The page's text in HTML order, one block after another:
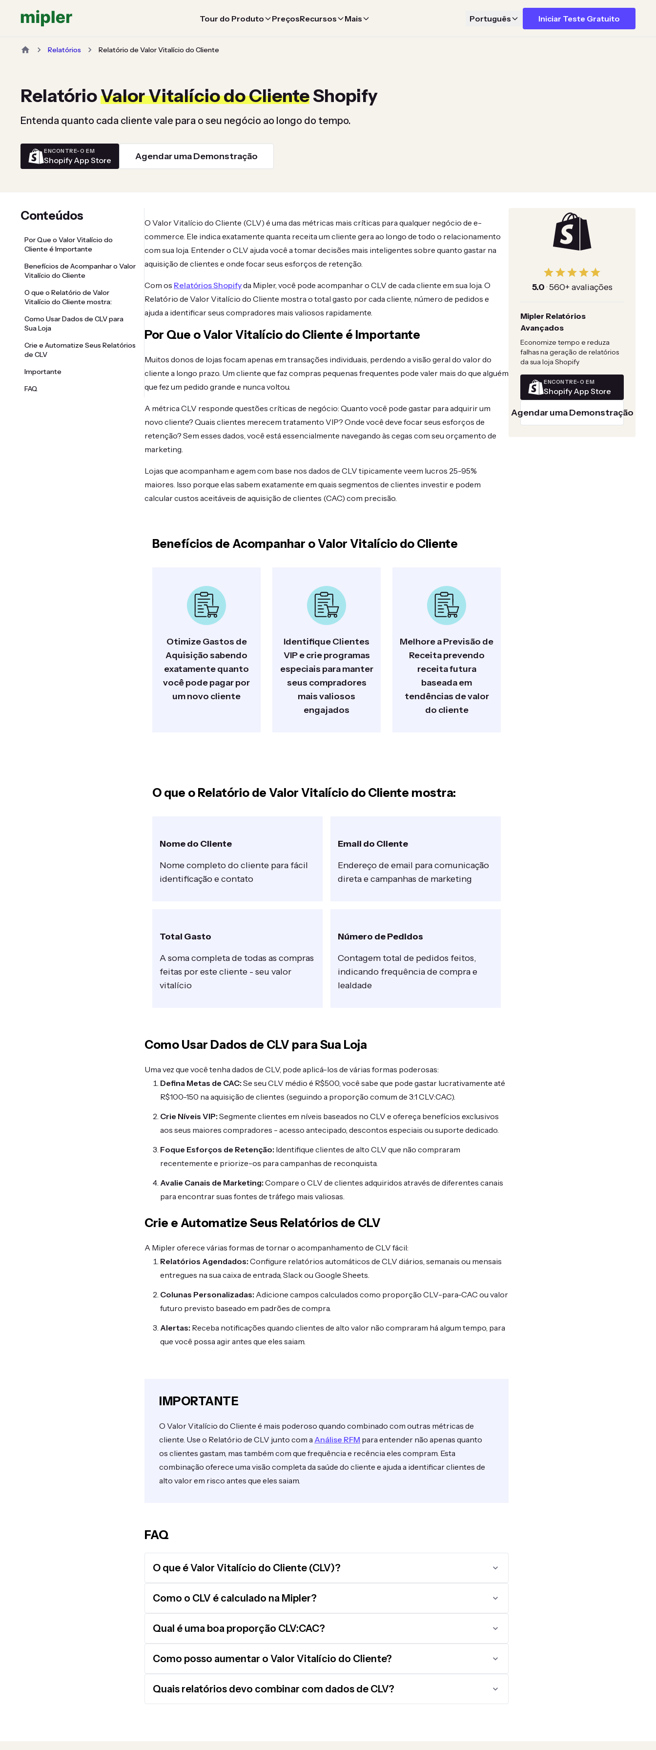
Tour do Produto PreçosRecursos Mais Português Iniciar Teste Gratuito
Relatórios Relatório de Valor Vitalício do Cliente
RelatórioValor Vitalício do ClienteShopify
Entenda quanto cada cliente vale para o seu negócio ao longo do tempo.
ENCONTRE-O EM
Shopify App Store Agendar uma Demonstração
Conteúdos
Por Que o Valor Vitalício do
Cliente é Importante
Benefícios de Acompanhar o Valor
Vitalício do Cliente
O que o Relatório de Valor
Vitalício do Cliente mostra:
Como Usar Dados de CLV para
Sua Loja
Crie e Automatize Seus Relatórios
de CLV
Importante
FAQ
O Valor Vitalício do Cliente (CLV) é uma das métricas mais críticas para qualquer negócio de e-
commerce. Ele indica exatamente quanta receita um cliente gera ao longo de todo o relacionamento
com sua loja. Entender o CLV ajuda você a tomar decisões mais inteligentes sobre quanto gastar na
aquisição de clientes e onde focar seus esforços de retenção.
Com os Relatórios Shopifyda Mipler, você pode acompanhar o CLV de cada cliente em sua loja. O
Relatório de Valor Vitalício do Cliente mostra o total gasto por cada cliente, número de pedidos e
ajuda a identificar seus compradores mais valiosos rapidamente.
Por Que o Valor Vitalício do Cliente é Importante
Muitos donos de lojas focam apenas em transações individuais, perdendo a visão geral do valor do
cliente a longo prazo. Um cliente que faz compras pequenas frequentes pode valer mais do que alguém
que fez um pedido grande e nunca voltou.
A métrica CLV responde questões críticas de negócio: Quanto você pode gastar para adquirir um
novo cliente? Quais clientes merecem tratamento VIP? Onde você deve focar seus esforços de
retenção? Sem esses dados, você está essencialmente navegando às cegas com seu orçamento de
marketing.
Lojas que acompanham e agem com base nos dados de CLV tipicamente veem lucros 25-95%
maiores. Isso porque elas sabem exatamente em quais segmentos de clientes investir e podem
calcular custos aceitáveis de aquisição de clientes (CAC) com precisão.
Benefícios de Acompanhar o Valor Vitalício do Cliente
Otimize Gastos de
Aquisição sabendo
exatamente quanto
você pode pagar por
um novo cliente
Identifique Clientes
VIP e crie programas
especiais para manter
seus compradores
mais valiosos
engajados
Melhore a Previsão de
Receita prevendo
receita futura
baseada em
tendências de valor
do cliente
O que o Relatório de Valor Vitalício do Cliente mostra:
Nome do Cliente
Nome completo do cliente para fácil
identificação e contato
Email do Cliente
Endereço de email para comunicação
direta e campanhas de marketing
Total Gasto
A soma completa de todas as compras
feitas por este cliente - seu valor
vitalício
Número de Pedidos
Contagem total de pedidos feitos,
indicando frequência de compra e
lealdade
Como Usar Dados de CLV para Sua Loja
Uma vez que você tenha dados de CLV, pode aplicá-los de várias formas poderosas:
Defina Metas de CAC: Se seu CLV médio é R$500, você sabe que pode gastar lucrativamente até
R$100-150 na aquisição de clientes (seguindo a proporção comum de 3:1 CLV:CAC).
Crie Níveis VIP: Segmente clientes em níveis baseados no CLV e ofereça benefícios exclusivos
aos seus maiores compradores - acesso antecipado, descontos especiais ou suporte dedicado.
Foque Esforços de Retenção: Identifique clientes de alto CLV que não compraram
recentemente e priorize-os para campanhas de reconquista.
Avalie Canais de Marketing: Compare o CLV de clientes adquiridos através de diferentes canais
para encontrar suas fontes de tráfego mais valiosas.
Crie e Automatize Seus Relatórios de CLV
A Mipler oferece várias formas de tornar o acompanhamento de CLV fácil:
Relatórios Agendados: Configure relatórios automáticos de CLV diários, semanais ou mensais
entregues na sua caixa de entrada, Slack ou Google Sheets.
Colunas Personalizadas: Adicione campos calculados como proporção CLV-para-CAC ou valor
futuro previsto baseado em padrões de compra.
Alertas: Receba notificações quando clientes de alto valor não compraram há algum tempo, para
que você possa agir antes que eles saiam.
IMPORTANTE
O Valor Vitalício do Cliente é mais poderoso quando combinado com outras métricas de
cliente. Use o Relatório de CLV junto com a Análise RFM para entender não apenas quanto
os clientes gastam, mas também com que frequência e recência eles compram. Esta
combinação oferece uma visão completa da saúde do cliente e ajuda a identificar clientes de
alto valor em risco antes que eles saiam.
FAQ
O que é Valor Vitalício do Cliente (CLV)?
Como o CLV é calculado na Mipler?
Qual é uma boa proporção CLV:CAC?
Como posso aumentar o Valor Vitalício do Cliente?
Quais relatórios devo combinar com dados de CLV?
5.0 · 560+ avaliações
Mipler Relatórios
Avançados
Economize tempo e reduza
falhas na geração de relatórios
da sua loja Shopify
ENCONTRE-O EM
Shopify App Store
Agendar uma Demonstração